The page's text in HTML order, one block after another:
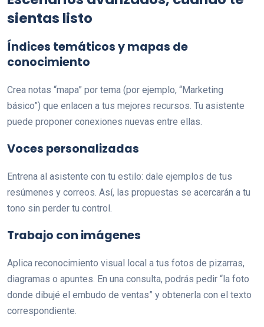
sientas listo
Índices temáticos y mapas de
conocimiento
Crea notas “mapa” por tema (por ejemplo, “Marketing
básico”) que enlacen a tus mejores recursos. Tu asistente
puede proponer conexiones nuevas entre ellas.
Voces personalizadas
Entrena al asistente con tu estilo: dale ejemplos de tus
resúmenes y correos. Así, las propuestas se acercarán a tu
tono sin perder tu control.
Trabajo con imágenes
Aplica reconocimiento visual local a tus fotos de pizarras,
diagramas o apuntes. En una consulta, podrás pedir “la foto
donde dibujé el embudo de ventas” y obtenerla con el texto
correspondiente.